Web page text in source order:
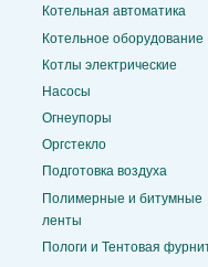
Котельная автоматика
Котельное оборудование
Котлы электрические
Насосы
Огнеупоры
Оргстекло
Подготовка воздуха
Полимерные и битумные
ленты
Пологи и Тентовая